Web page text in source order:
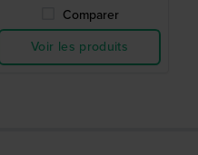
Comparer
Voir les produits